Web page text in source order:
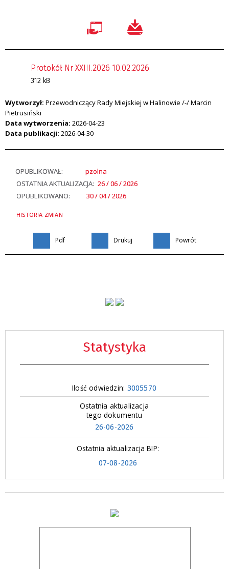
Statystyka
Ilość odwiedzin: 3005570
Ostatnia aktualizacja
tego dokumentu
26-06-2026
Ostatnia aktualizacja BIP:
07-08-2026
Protokół Nr XXIII.2026 10.02.2026
312 kB
Wytworzył: Przewodniczący Rady Miejskiej w Halinowie /-/ Marcin
Pietrusiński
Data wytworzenia: 2026-04-23
Data publikacji: 2026-04-30
OPUBLIKOWAŁ:
pzolna
OSTATNIA AKTUALIZACJA: 26 / 06 / 2026
OPUBLIKOWANO:
30 / 04 / 2026
HISTORIA ZMIAN
Pdf Drukuj Powrót